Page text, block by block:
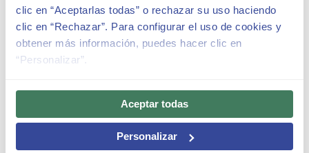
clic en “Aceptarlas todas” o rechazar su uso haciendo
clic en “Rechazar”. Para configurar el uso de cookies y
obtener más información, puedes hacer clic en
“Personalizar”.
Aceptar todas
Personalizar